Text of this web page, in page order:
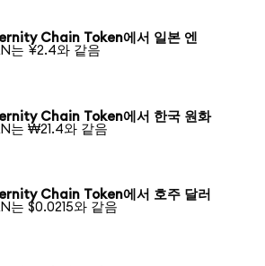
Chain Token에서 일본 엔
는 ¥2.4와 같음
Chain Token에서 한국 원화
는 ₩21.4와 같음
Chain Token에서 호주 달러
는 $0.0215와 같음